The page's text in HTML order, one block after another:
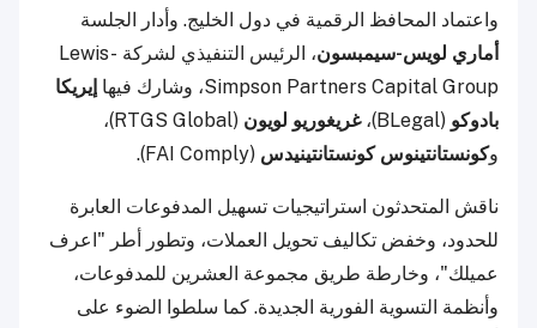
واعتماد المحافظ الرقمية في دول الخليج. وأدار الجلسة
أماري لويس-سيمبسون
، الرئيس التنفيذي لشركة Lewis-
Simpson Partners Capital Group، وشارك فيها
إيريكا
بادوكو (BLegal)، غريغوريو لويون
(RTGS Global)،
وكونستانتينوس كونستانتينيدس (FAI Comply).
ناقش المتحدثون استراتيجيات تسهيل المدفوعات العابرة
للحدود، وخفض تكاليف تحويل العملات، وتطور أطر "اعرف
عميلك"، وخارطة طريق مجموعة العشرين للمدفوعات،
وأنظمة التسوية الفورية الجديدة. كما سلطوا الضوء على